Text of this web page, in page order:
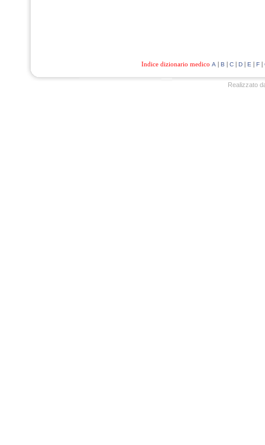
Indice dizionario medico A | B | C| D| E | F|
Realizzato